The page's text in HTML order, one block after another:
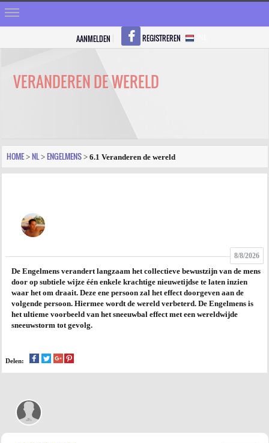
VRAGEN
FOTO
AGENDA
PRAKTIJK
AANMELDEN REGISTREREN
VERANDEREN DE WERELD
HOME > NL > ENGELMENS > 6.1 Veranderen de wereld
8/8/2026
De Engelmens verandert langzaam het collectieve bewustzijn van de mens
door op subtiele wijze één enkele krachtige nieuwetijdse te laten inzien
waar het om draait. Deze ene persoon zal het effect doorgeven aan de
volgende persoon. Hiermee wordt de wereld verbeterd. De Engelmens is
het ultieme voorbeeld van het sneeuwbal effect met een wereldwijde
sneeuwstorm tot gevolg.
Delen: